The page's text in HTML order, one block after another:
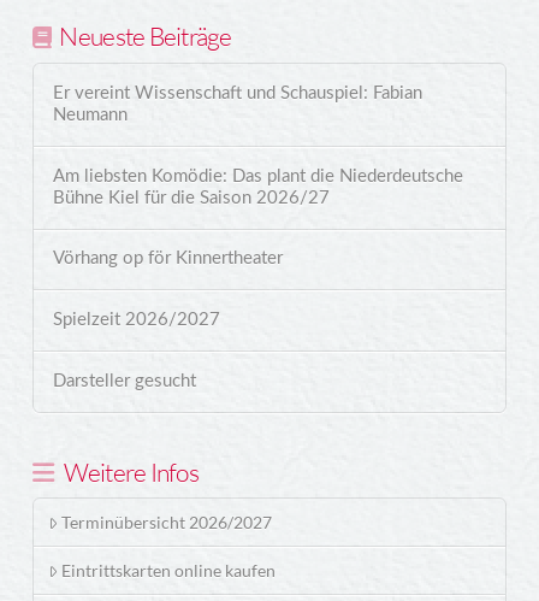
Neueste Beiträge
Er vereint Wissenschaft und Schauspiel: Fabian
Neumann
Am liebsten Komödie: Das plant die Niederdeutsche
Bühne Kiel für die Saison 2026/27
Vörhang op för Kinnertheater
Spielzeit 2026/2027
Darsteller gesucht
Weitere Infos
Terminübersicht 2026/2027
Eintrittskarten online kaufen